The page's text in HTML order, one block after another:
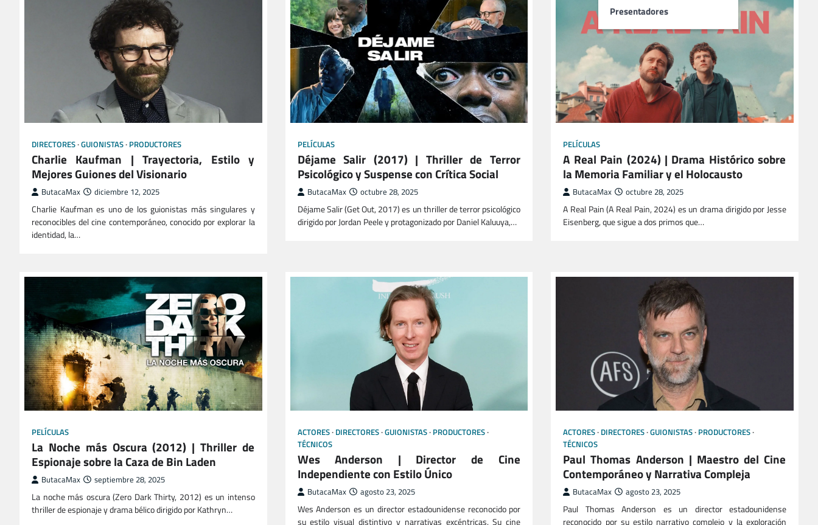
Presentadores
DIRECTORES GUIONISTAS PRODUCTORES
Charlie Kaufman | Trayectoria, Estilo y
Mejores Guiones del Visionario
ButacaMax diciembre 12, 2025
Charlie Kaufman es uno de los guionistas más singulares y
reconocibles del cine contemporáneo, conocido por explorar la
identidad, la…
PELÍCULAS
Déjame Salir (2017) | Thriller de Terror
Psicológico y Suspense con Crítica Social
ButacaMax octubre 28, 2025
Déjame Salir (Get Out, 2017) es un thriller de terror psicológico
dirigido por Jordan Peele y protagonizado por Daniel Kaluuya,…
PELÍCULAS
A Real Pain (2024) | Drama Histórico sobre
la Memoria Familiar y el Holocausto
ButacaMax octubre 28, 2025
A Real Pain (A Real Pain, 2024) es un drama dirigido por Jesse
Eisenberg, que sigue a dos primos que…
PELÍCULAS
La Noche más Oscura (2012) | Thriller de
Espionaje sobre la Caza de Bin Laden
ButacaMax septiembre 28, 2025
La noche más oscura (Zero Dark Thirty, 2012) es un intenso
thriller de espionaje y drama bélico dirigido por Kathryn…
ACTORES DIRECTORES GUIONISTAS PRODUCTORES
TÉCNICOS
Wes Anderson | Director de Cine
Independiente con Estilo Único
ButacaMax agosto 23, 2025
Wes Anderson es un director estadounidense reconocido por
su estilo visual distintivo y narrativas excéntricas. Su cine
ACTORES DIRECTORES GUIONISTAS PRODUCTORES
TÉCNICOS
Paul Thomas Anderson | Maestro del Cine
Contemporáneo y Narrativa Compleja
ButacaMax agosto 23, 2025
Paul Thomas Anderson es un director estadounidense
reconocido por su estilo narrativo complejo y la exploración